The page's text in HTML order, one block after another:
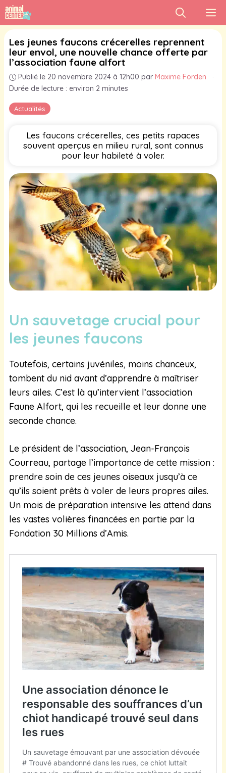
Aller
au
contenu
Actualités
Les jeunes faucons crécerelles reprennent
leur envol, une nouvelle chance offerte par
l’association faune alfort
Publié le 20 novembre 2024 à 12h00 par Maxime Forden
·
Durée de lecture : environ 2 minutes
Les faucons crécerelles, ces petits rapaces
souvent aperçus en milieu rural, sont connus
pour leur habileté à voler.
Un sauvetage crucial pour
les jeunes faucons
Toutefois, certains juvéniles, moins chanceux,
tombent du nid avant d’apprendre à maîtriser
leurs ailes. C’est là qu’intervient l’association
Faune Alfort, qui les recueille et leur donne une
seconde chance.
Le président de l’association, Jean-François
Courreau, partage l’importance de cette mission :
prendre soin de ces jeunes oiseaux jusqu’à ce
qu’ils soient prêts à voler de leurs propres ailes.
Un mois de préparation intensive les attend dans
les vastes volières financées en partie par la
Fondation 30 Millions d’Amis.